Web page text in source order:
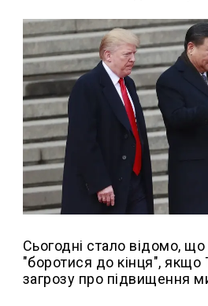
Сьогодні стало відомо,
"боротися до кінця", якщо
загрозу про підвищення